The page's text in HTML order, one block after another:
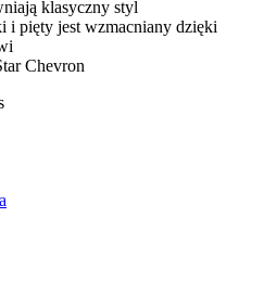
klasyczny styl
pięty jest wzmacniany dzięki
Chevron